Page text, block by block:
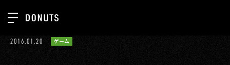
TOP
2016.01.20 ゲーム